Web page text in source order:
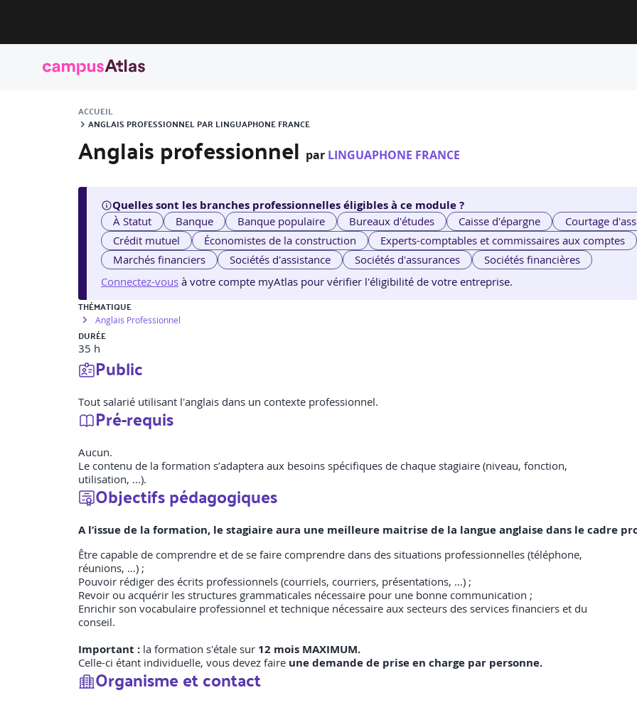
ACCUEIL
ANGLAIS PROFESSIONNEL PAR LINGUAPHONE FRANCE
Anglais professionnel par LINGUAPHONE FRANCE
Quelles sont les branches professionnelles éligibles à ce module ?
À Statut Banque Banque populaire Bureaux d'études Caisse d'épargne
Courtage
Crédit mutuel
Économistes de la construction Experts-comptables et commissaires aux comptes
Marchés financiers
Sociétés d'assistance Sociétés d'assurances
Sociétés financières
Connectez-vous à votre compte myAtlas pour vérifier l'éligibilité de votre entreprise.
THÉMATIQUE
Anglais Professionnel
DURÉE
35 h
Public
Tout salarié utilisant l'anglais dans un contexte professionnel.
Pré-requis
Aucun.
Le contenu de la formation s’adaptera aux besoins spécifiques de chaque stagiaire (niveau, fonction,
utilisation, ...).
Objectifs pédagogiques
A l’issue de la formation, le stagiaire aura une meilleure maitrise de la langue anglaise dans le cadre
Être capable de comprendre et de se faire comprendre dans des situations professionnelles (téléphone,
réunions, …) ;
Pouvoir rédiger des écrits professionnels (courriels, courriers, présentations, …) ;
Revoir ou acquérir les structures grammaticales nécessaire pour une bonne communication ;
Enrichir son vocabulaire professionnel et technique nécessaire aux secteurs des services financiers et du
conseil.
Important : la formation s'étale sur 12 mois MAXIMUM.
Celle-ci étant individuelle, vous devez faire une demande de prise en charge par personne.
Organisme et contact